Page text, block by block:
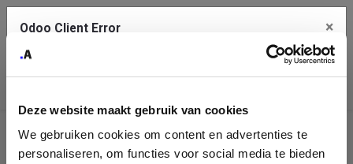
Deze website maakt gebruik van cookies
We gebruiken cookies om content en advertenties te
personaliseren, om functies voor social media te bieden
Company
Odoo Client Error ×
service.